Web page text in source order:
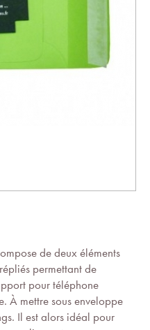
de deux éléments
permettant de
pour téléphone
À mettre sous enveloppe
Il est alors idéal pour